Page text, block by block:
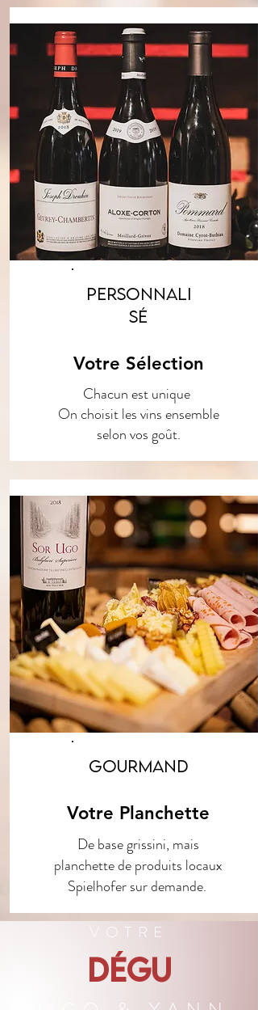
Personnali
sé
Votre Sélection
Chacun est unique
On choisit les vins ensemble
selon vos goût.
Gourmand
Votre Planchette
De base grissini, mais
planchette de produits locaux
Spielhofer sur demande.
VOTRE
DÉGU